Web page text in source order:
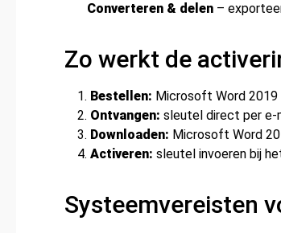
Converteren & delen –
Zo werkt de
Bestellen: Microsoft Word 2019
Ontvangen: sleutel direct per e-
Downloaden: Microsoft Word
Activeren: sleutel invoeren bij
Systeemvereisten